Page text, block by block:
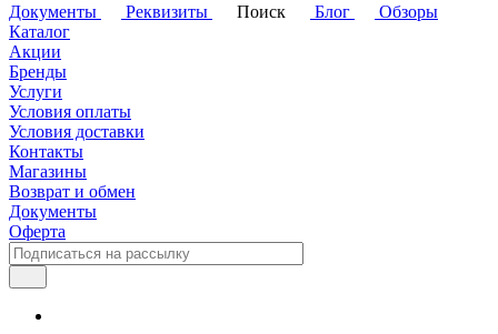
Документы
Реквизиты Поиск Блог
Обзоры
Каталог
Акции
Бренды
Услуги
Условия оплаты
Условия доставки
Контакты
Магазины
Возврат и обмен
Документы
Оферта